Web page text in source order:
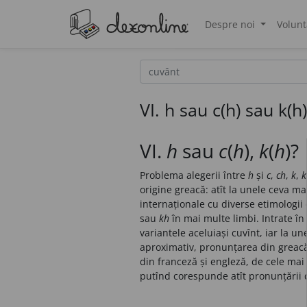
Despre noi
VI. h sau c(h) sau
VI. h sau c(h), k(h)?
Problema alegerii între h și c, ch, k, kh
origine greacă: atît la unele ceva
internaționale cu diverse
sau khîn mai multe limbi. Intrate în
variantele aceluiași cuvînt, iar la
aproximativ, pronunțarea din
din franceză și engleză, de cele
putînd corespunde atît pronunțării